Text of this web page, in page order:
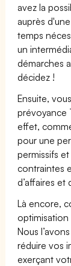
avez la
auprès
temps
un
démarches
décidez !
Ensuite,
prévoyance
effet,
pour une
permissifs
contraintes
d’affaires et
Là encore,
optimisation
Nous
réduire vos
exerçant